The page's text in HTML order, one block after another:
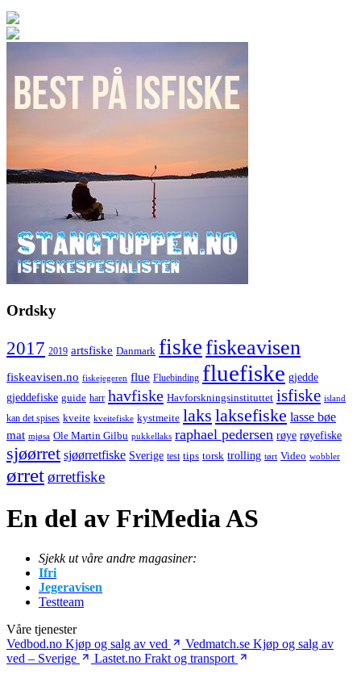
Ordsky
2017 2019 artsfiske Danmark fiskefiskeavisen
fiskeavisen.no fiskejegeren flue Fluebinding fluefiske gjedde
gjeddefiske guide harr havfiske Havforskningsinstituttet isfiske island
kan det spises kveite kveitefiske kystmeite laks laksefiske lasse bøe
mat mjøsa Ole Martin Gilbu pukkellaks raphael pedersen røye røyefiske
sjøørret sjøørretfiske Sverige test tips torsk trolling tørt Video wobbler
ørretørretfiske
En del av FriMedia AS
Sjekk ut våre andre magasiner:
Ifri
Jegeravisen
Testteam
Våre tjenester
Vedbod.no Kjøp og salg av ved Vedmatch.se Kjøp og salg av
ved – Sverige
Lastet.no Frakt og transport